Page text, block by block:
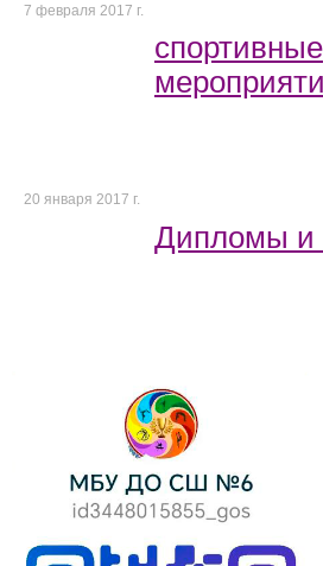
7 февраля 2017 г.
спортивные
20 января 2017 г.
Дипломы и